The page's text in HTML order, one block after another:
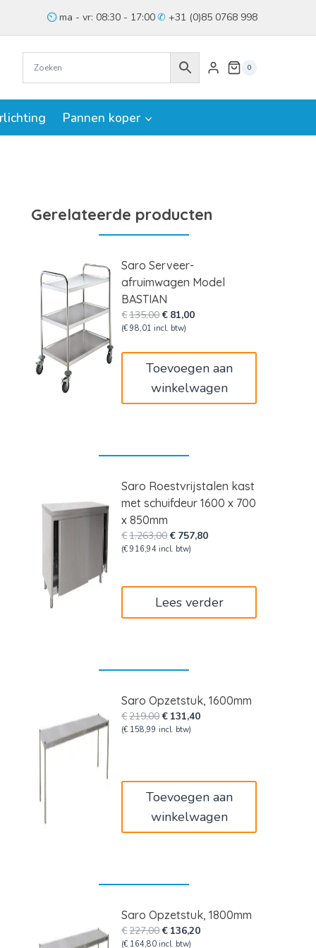
ma - vr: 08:30 - 17:00 +31 (0)85 0768 998
0
Pannen koper
Gerelateerde producten
Saro Serveer-
afruimwagen Model
BASTIAN
€135,00Oorspronkelijke
prijs
€ 81,00Huidige
(€ 98,01 incl. btw)
Toevoegen aan
winkelwagen
Saro Roestvrijstalen kast
met schuifdeur 1600 x 700
x 850mm
€1.263,00Oorspronkelijke
prijs
€ 757,80Huidige
(€ 916,94 incl. btw)
Lees verder
Saro Opzetstuk, 1600mm
€219,00Oorspronkelijke
prijs
€ 131,40Huidige
(€ 158,99 incl. btw)
Toevoegen aan
winkelwagen
Saro Opzetstuk, 1800mm
€227,00Oorspronkelijke
prijs
€ 136,20Huidige
(€ 164,80 incl. btw)